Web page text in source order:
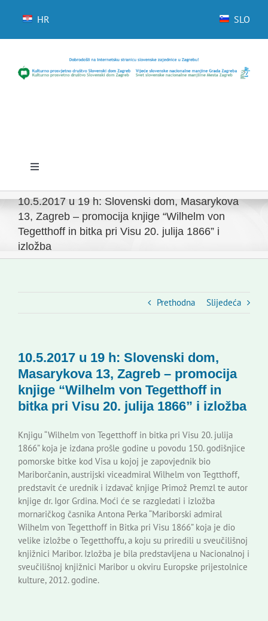
HR SLO
Toggle
Početna
Novosti
Vijeće
Kontakti
Novi odmev – naše glasilo
Izdavaštvo
Korisne informacije
10.5.2017 u 19 h: Slovenski dom, Masarykova
13, Zagreb – promocija knjige “Wilhelm von
Tegetthoff in bitka pri Visu 20. julija 1866” i
izložba
Prethodna Slijedeća
10.5.2017 u 19 h: Slovenski dom,
Masarykova 13, Zagreb – promocija
knjige “Wilhelm von Tegetthoff in
bitka pri Visu 20. julija 1866” i izložba
Knjigu “Wilhelm von Tegetthoff in bitka pri Visu 20. julija
1866” koja je izdana prošle godine u povodu 150. godišnjice
pomorske bitke kod Visa u kojoj je zapovjednik bio
Mariborčanin, austrijski viceadmiral Wilhelm von Tegtthoff,
predstavit će urednik i izdavač knjige Primož Premzl te autor
knjige dr. Igor Grdina. Moći će se razgledati i izložba
mornaričkog časnika Antona Perka “Mariborski admiral
Wilhelm von Tegetthoff in Bitka pri Visu 1866” koja je dio
velike izložbe o Tegetthoffu, a koju su priredili u sveučilišnoj
knjižnici Maribor. Izložba je bila predstavljena u Nacionalnoj i
sveučilišnoj knjižnici Maribor u okviru Europske prijestolnice
kulture, 2012. godine.